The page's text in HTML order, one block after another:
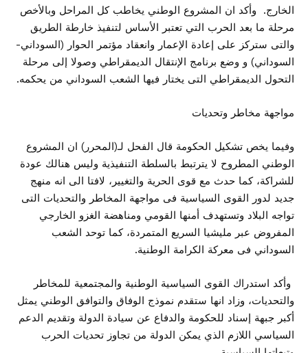
الخارج. وأكد ان المشروع الوطني يخاطب كل المراحل وبالأخص
مرحلة ما بعد الحرب التي تعتبر الأساس لتنفيذ خارطة الطريق
والتى ستركز على إعادة الإعمار وانعقاد مؤتمر الحوار (السوداني-
السوداني) و وضع برنامج الإنتقال الديمقراطي وصولا إلى مرحلة
التحول الديمقراطي التى يختار فيها الشعب السوداني من يحكمه.
مواجهة مخاطر وتحديات
وفيما يخص تشكيل الحكومة قال الفحل لـ(المحرر) ان المشروع
الوطني المطروح لا يترتبط بالسلطة التنفيذية وليس هنالك عودة
للشراكة، كما حدث مع قوى الحرية والتغيير، لافتا الى انه منهج
جديد لدور القوى السياسية فى مواجهة المخاطر والتحديات التى
تواجه البلاد وتستهدف أمنها القومي ومناهضة الغزو الخارجي
المفروض عبر مليشيا السريع المتمردة، كما توحد الشعب
السوداني فى معركة الكرامة الوطنية.
وأكد استدراك القوى السياسية الوطنية والمجتمعية للمخاطر
والتحديات، وزاد انها ستقدم نموذج الوفاق والتوافق الوطني يمثل
أكبر جبهة إسناد للحكومة والدفاع عن سيادة الدولة وتقديم الدعم
السياسي اللازم الذي يمكن الدولة من تجاوز تحديات الحرب